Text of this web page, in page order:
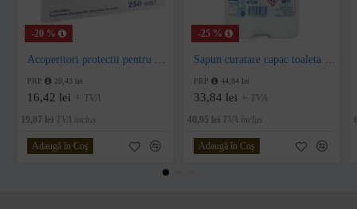
-20 %
PRP 20,43 lei
16,42 lei
+ TVA
19,87 lei TVA inclus
Adaugă în Coş
-25 %
PRP 44,84 lei
33,84 lei
+ TVA
40,95 lei TVA inclus
Adaugă în Coş